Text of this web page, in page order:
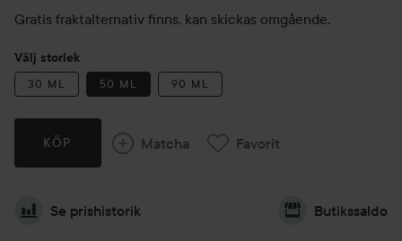
Gratis fraktalternativ finns, kan skickas omgående.
Välj storlek
30 ML 50 ML 90 ML
KÖP Matcha Favorit
Se prishistorik Butikssaldo